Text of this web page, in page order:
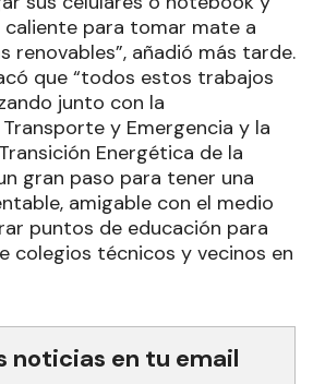
caliente para tomar mate a
renovables”, añadió más tarde.
que “todos estos trabajos
junto con la
y Emergencia y la
Energética de la
gran paso para tener una
amigable con el medio
puntos de educación para
colegios técnicos y vecinos en
noticias en tu email